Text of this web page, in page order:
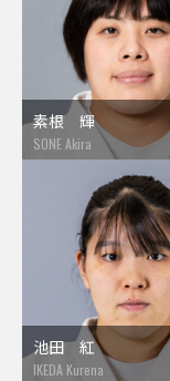
素根 輝
SONE Akira
池田 紅
IKEDA Kurena